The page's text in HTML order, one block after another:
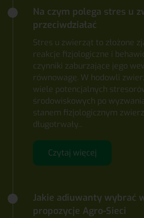
Na czym polega stres u
przeciwdziałać
Stres u zwierząt to złożone
reakcje fizjologiczne i
czynniki zaburzające jego
równowagę. W hodowli
wiele potencjalnych
środowiskowych po
stanem fizjologicznym
długotrwały...
Czytaj więcej
Jakie adiuwanty wybrać
propozycje Agro-Sieci